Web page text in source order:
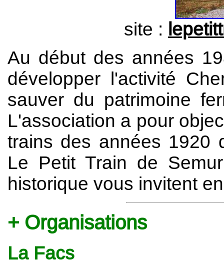
site :
Au début des années
développer l'activité
sauver du patrimoine
L'association a pour
trains des années 1920
Le Petit Train de
historique vous invitent
Organisations
La Facs